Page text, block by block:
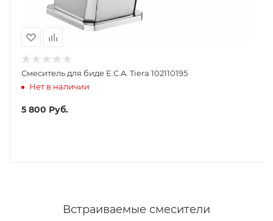
Смеситель для биде E.C.A. Tiera 102110195
Нет в наличии
5 800 Руб.
Встраиваемые смесители